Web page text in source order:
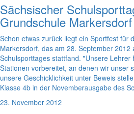
Sächsischer
Grundschule Markersdorf
Schon etwas zurück liegt ein Sportfest für
Markersdorf, das am 28. September 2012
Schulsporttages stattfand. "Unsere Lehrer
Stationen vorbereitet, an denen wir unser
unsere Geschicklichkeit unter Beweis
Klasse 4b in der Novemberausgabe des
23. November 2012